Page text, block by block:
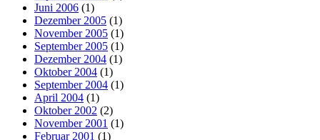
Juni 2006 (1)
Dezember 2005 (1)
November 2005 (1)
September 2005 (1)
Dezember 2004 (1)
Oktober 2004 (1)
September 2004 (1)
April 2004 (1)
Oktober 2002 (2)
November 2001 (1)
Februar 2001 (1)